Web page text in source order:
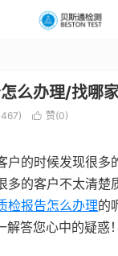
么办理/找哪
 赞(0)
户的时候发现很多
多的客户不太清楚
检报告怎么办理的
答您心中的疑惑！